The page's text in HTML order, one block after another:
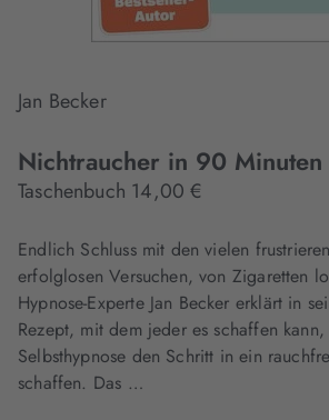
Jan Becker
Nichtraucher in 90 Minuten
Taschenbuch 14,00 €
Endlich Schluss mit den vielen
erfolglosen Versuchen, von Zigaretten
Hypnose-Experte Jan Becker erklärt in
Rezept, mit dem jeder es schaffen
Selbsthypnose den Schritt in ein
schaffen. Das …